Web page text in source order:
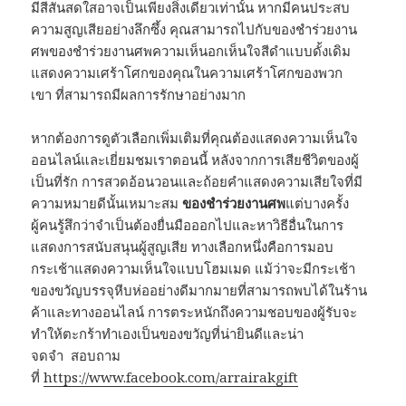
มีสีสันสดใสอาจเป็นเพียงสิ่งเดียวเท่านั้น หากมีคนประสบ
ความสูญเสียอย่างลึกซึ้ง คุณสามารถไปกับของชำร่วยงาน
ศพของชำร่วยงานศพความเห็นอกเห็นใจสีดำแบบดั้งเดิม
แสดงความเศร้าโศกของคุณในความเศร้าโศกของพวก
เขา ที่สามารถมีผลการรักษาอย่างมาก
หากต้องการดูตัวเลือกเพิ่มเติมที่คุณต้องแสดงความเห็นใจ
ออนไลน์และเยี่ยมชมเราตอนนี้ หลังจากการเสียชีวิตของผู้
เป็นที่รัก การสวดอ้อนวอนและถ้อยคำแสดงความเสียใจที่มี
ความหมายดีนั้นเหมาะสมของชำร่วยงานศพแต่บางครั้ง
ผู้คนรู้สึกว่าจำเป็นต้องยื่นมือออกไปและหาวิธีอื่นในการ
แสดงการสนับสนุนผู้สูญเสีย ทางเลือกหนึ่งคือการมอบ
กระเช้าแสดงความเห็นใจแบบโฮมเมด แม้ว่าจะมีกระเช้า
ของขวัญบรรจุหีบห่ออย่างดีมากมายที่สามารถพบได้ในร้าน
ค้าและทางออนไลน์ การตระหนักถึงความชอบของผู้รับจะ
ทำให้ตะกร้าทำเองเป็นของขวัญที่น่ายินดีและน่า
จดจำ สอบถาม
ที่https://www.facebook.com/arrairakgift